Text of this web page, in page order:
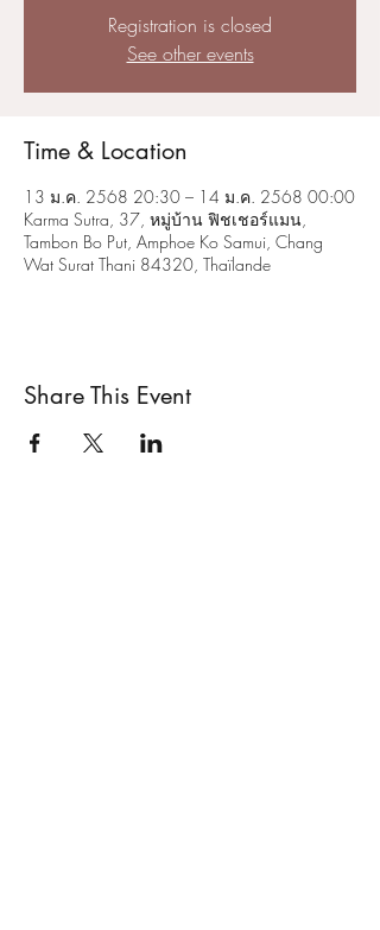
Registration is closed
See other events
Time & Location
13 ม.ค. 2568 20:30 – 14 ม.ค. 2568 00:00
Karma Sutra, 37, หมู่บ้าน ฟิชเชอร์แมน,
Tambon Bo Put, Amphoe Ko Samui, Chang
Wat Surat Thani 84320, Thaïlande
Share This Event